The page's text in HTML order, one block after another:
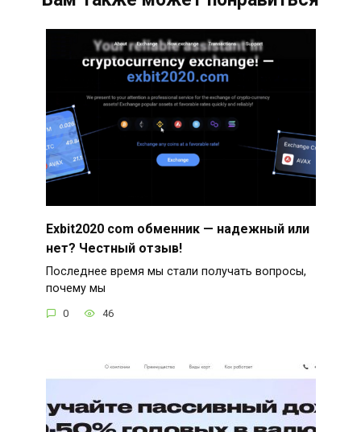
Exbit2020 com обменник — надежный или
нет? Честный отзыв!
Последнее время мы стали получать вопросы,
почему мы
0 46